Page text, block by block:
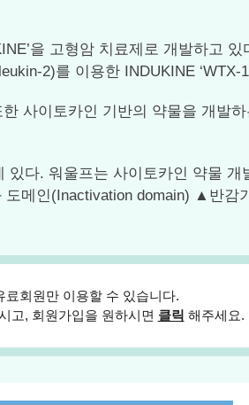
을 고형암 치료제로 개발하고
2)를 이용한 INDUKINE
사이토카인 기반의 약물을 개발
다. 워울프는 사이토카인 약물 개
메인(Inactivation domain) ▲반
료회원만 이용할 수 있습니다.
고, 회원가입을 원하시면 클릭 해주세요.